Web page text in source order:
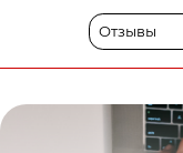
Отзывы